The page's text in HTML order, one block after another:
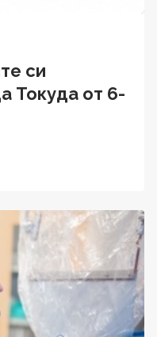
си
Токуда от 6-